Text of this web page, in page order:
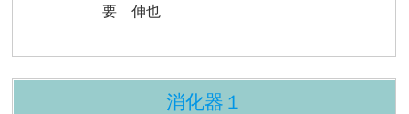
要 伸也
消化器１